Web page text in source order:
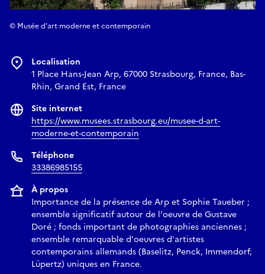
© Musée d'art moderne et contemporain
Localisation
1 Place Hans-Jean Arp, 67000 Strasbourg, France, Bas-
Rhin, Grand Est, France
Site internet
https://www.musees.strasbourg.eu/musee-d-art-
moderne-et-contemporain
Téléphone
33386985155
À propos
Importance de la présence de Arp et Sophie Taueber ;
ensemble significatif autour de l'oeuvre de Gustave
Doré ; fonds important de photographies anciennes ;
ensemble remarquable d'oeuvres d'artistes
contemporains allemands (Baselitz, Penck, Immendorf,
Lüpertz) uniques en France.